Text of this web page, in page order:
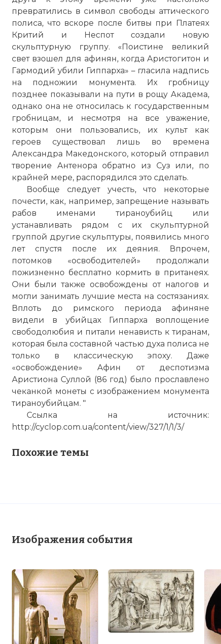
превратились в символ свободы аттического
полиса, что вскоре после битвы при Платеях
Критий и Неспот создали новую
скульптурную группу. «Поистине великий
свет взошел для афинян, когда Аристогитон и
Гармодий убили Гиппарха» – гласила надпись
на подножии монумента. Их гробницу
позднее показывали на пути в рощу Академа,
однако она не относилась к государственным
гробницам, и несмотря на все уважение,
которым они пользовались, их культ как
героев существовал лишь во времена
Александра Македонского, который отправил
творение Антенора обратно из Суз или, по
крайней мере, распорядился это сделать.
Вообще следует учесть, что некоторые
почести, как, например, запрещение называть
рабов именами тираноубийц или
устанавливать рядом с их скульптурной
группой другие скульптуры, появились много
лет спустя после их деяния. Впрочем,
потомков «освободителей» продолжали
пожизненно бесплатно кормить в пританеях.
Они были также освобождены от налогов и
могли занимать лучшие места на состязаниях.
Вплоть до римского периода афиняне
видели в убийцах Гиппарха воплощение
свободолюбия и питали ненависть к тиранам,
которая была составной частью духа полиса не
только в классическую эпоху. Даже
«освобождение» Афин от деспотизма
Аристиона Суллой (86 год) было прославлено
чеканкой монеты с изображением монумента
тираноубийцам. "
Ссылка на источник:
http://cyclop.com.ua/content/view/327/1/1/3/
Похожие темы
Изображения события